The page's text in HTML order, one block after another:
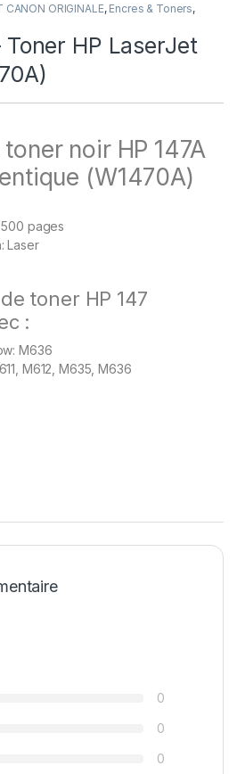
CANON ORIGINALE, Encres & Toners,
Toner HP LaserJet
noir HP 147A
(W1470A)
500 pages
Laser
toner HP 147
:
M636
M612, M635, M636
0
0
0